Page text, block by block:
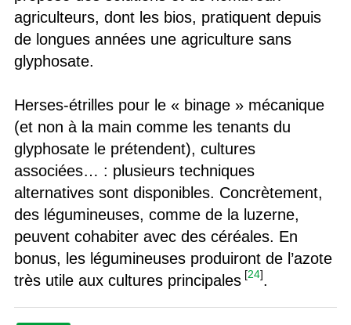
agriculteurs, dont les bios, pratiquent depuis
de longues années une agriculture sans
glyphosate.
Herses-étrilles pour le « binage » mécanique
(et non à la main comme les tenants du
glyphosate le prétendent), cultures
associées… : plusieurs techniques
alternatives sont disponibles. Concrètement,
des légumineuses, comme de la luzerne,
peuvent cohabiter avec des céréales. En
bonus, les légumineuses produiront de l’azote
très utile aux cultures principales [24].